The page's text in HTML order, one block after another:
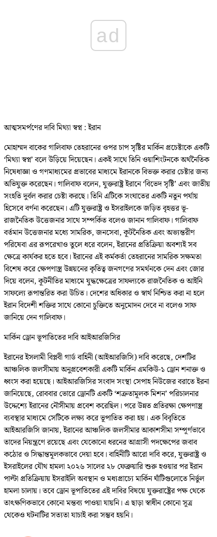
ad
আত্মসমর্পণের দাবি মিথ্যা স্বপ্ন : ইরান
মোহাম্মদ বাকের গালিবাফ তেহরানের ওপর চাপ সৃষ্টির মার্কিন প্রচেষ্টাকে একটি
‘মিথ্যা স্বপ্ন’ বলে উড়িয়ে দিয়েছেন। একই সাথে তিনি ওয়াশিংটনকে অর্থনৈতিক
নিষেধাজ্ঞা ও গণমাধ্যমের প্রভাবের মাধ্যমে ইরানকে বিভক্ত করার চেষ্টার জন্য
অভিযুক্ত করেছেন। গালিবাফ বলেন, যুক্তরাষ্ট্র ইরানে ‘বিভেদ সৃষ্টি’ এবং জাতীয়
সংহতি দুর্বল করার চেষ্টা করছে। তিনি এটিকে সংঘাতের একটি নতুন পর্যায়
হিসেবে বর্ণনা করেছেন। এটি যুক্তরাষ্ট্র ও ইসরাইলকে জড়িত বৃহত্তর ভূ-
রাজনৈতিক উত্তেজনার সাথে সম্পর্কিত বলেও জানান গালিবাফ। গালিবাফ
বর্তমান উত্তেজনার মধ্যে সামরিক, জনসেবা, কূটনৈতিক এবং অভ্যন্তরীণ
পরিষেবা এর রূপরেখাও তুলে ধরে বলেন, ইরানের প্রতিক্রিয়া অবশ্যই সব
ক্ষেত্রে কার্যকর হতে হবে। ইরানের এই কর্মকর্তা তেহরানের সামরিক সক্ষমতা
বিশেষ করে ক্ষেপণাস্ত্র উন্নয়নের কৃতিত্ব জনগণের সমর্থনকে দেন এবং জোর
দিয়ে বলেন, কূটনীতির মাধ্যমে যুদ্ধক্ষেত্রের সাফল্যকে রাজনৈতিক ও আইনি
সাফল্যে রূপান্তরিত করা উচিত। দেশের অধিকার ও স্বার্থ নিশ্চিত করা না হলে
ইরান বিদেশী শক্তির সাথে কোনো চুক্তিতে অনুমোদন দেবে না বলেও সাফ
জানিয়ে দেন গালিবাফ।
মার্কিন ড্রোন ভূপাতিতের দাবি আইআরজিসির
ইরানের ইসলামী বিপ্লবী গার্ড বাহিনী (আইআরজিসি) দাবি করেছে, দেশটির
আঞ্চলিক জলসীমায় অনুপ্রবেশকারী একটি মার্কিন এমকিউ-১ ড্রোন শনাক্ত ও
ধ্বংস করা হয়েছে। আইআরজিসির সংবাদ সংস্থা সেপাহ নিউজের বরাতে ইরনা
জানিয়েছে, রোববার ভোরে ড্রোনটি একটি ‘শত্রুতামূলক মিশন’ পরিচালনার
উদ্দেশ্যে ইরানের নৌসীমায় প্রবেশ করেছিল। পরে উন্নত প্রতিরক্ষা ক্ষেপণাস্ত্র
ব্যবস্থার মাধ্যমে সেটিকে লক্ষ্য করে ভূপাতিত করা হয়। এক বিবৃতিতে
আইআরজিসি জানায়, ইরানের আঞ্চলিক জলসীমার আকাশসীমা সম্পূর্ণভাবে
তাদের নিয়ন্ত্রণে রয়েছে এবং যেকোনো ধরনের আগ্রাসী পদক্ষেপের জবাব
কঠোর ও সিদ্ধান্তমূলকভাবে দেয়া হবে। বাহিনীটি আরো দাবি করে, যুক্তরাষ্ট্র ও
ইসরাইলের যৌথ হামলা ২০২৬ সালের ২৮ ফেব্রুয়ারি শুরু হওয়ার পর ইরান
পাল্টা প্রতিক্রিয়ায় ইসরাইলি অবস্থান ও মধ্যপ্রাচ্যে মার্কিন ঘাঁটিগুলোতে নির্ভুল
হামলা চালায়। তবে ড্রোন ভূপাতিতের এই দাবির বিষয়ে যুক্তরাষ্ট্রের পক্ষ থেকে
তাৎক্ষণিকভাবে কোনো মন্তব্য পাওয়া যায়নি। এ ছাড়া স্বাধীন কোনো সূত্র
থেকেও ঘটনাটির সত্যতা যাচাই করা সম্ভব হয়নি।